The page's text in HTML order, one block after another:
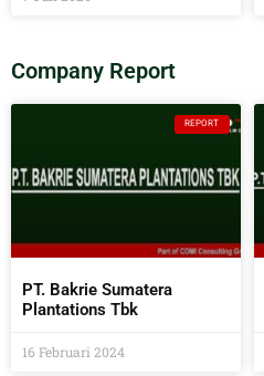
Company Report
REPORT
PT. Bakrie Sumatera
Plantations Tbk
16 Februari 2024